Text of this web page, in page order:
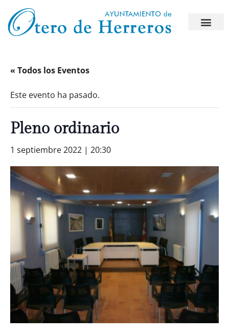
« Todos los Eventos
Este evento ha pasado.
Pleno ordinario
1 septiembre 2022 | 20:30